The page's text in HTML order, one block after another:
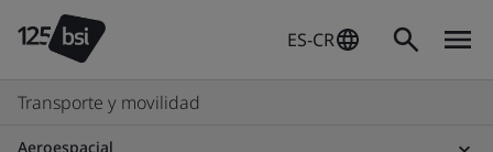
ES-CR
Transporte y movilidad
Aeroespacial